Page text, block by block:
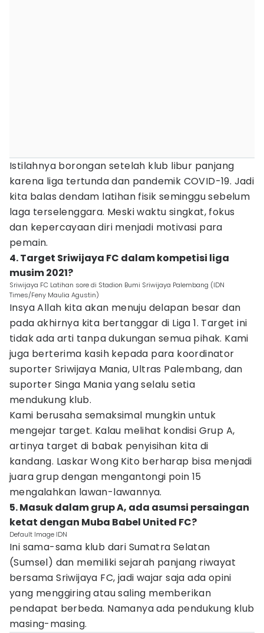
Istilahnya borongan setelah klub libur panjang
karena liga tertunda dan pandemik COVID-19. Jadi
kita balas dendam latihan fisik seminggu sebelum
laga terselenggara. Meski waktu singkat, fokus
dan kepercayaan diri menjadi motivasi para
pemain.
4. Target Sriwijaya FC dalam kompetisi liga
musim 2021?
Sriwijaya FC Latihan sore di Stadion Bumi Sriwijaya Palembang (IDN
Times/Feny Maulia Agustin)
Insya Allah kita akan menuju delapan besar dan
pada akhirnya kita bertanggar di Liga 1. Target ini
tidak ada arti tanpa dukungan semua pihak. Kami
juga berterima kasih kepada para koordinator
suporter Sriwijaya Mania, Ultras Palembang, dan
suporter Singa Mania yang selalu setia
mendukung klub.
Kami berusaha semaksimal mungkin untuk
mengejar target. Kalau melihat kondisi Grup A,
artinya target di babak penyisihan kita di
kandang. Laskar Wong Kito berharap bisa menjadi
juara grup dengan mengantongi poin 15
mengalahkan lawan-lawannya.
5. Masuk dalam grup A, ada asumsi persaingan
ketat dengan Muba Babel United FC?
Default Image IDN
Ini sama-sama klub dari Sumatra Selatan
(Sumsel) dan memiliki sejarah panjang riwayat
bersama Sriwijaya FC, jadi wajar saja ada opini
yang menggiring atau saling memberikan
pendapat berbeda. Namanya ada pendukung klub
masing-masing.